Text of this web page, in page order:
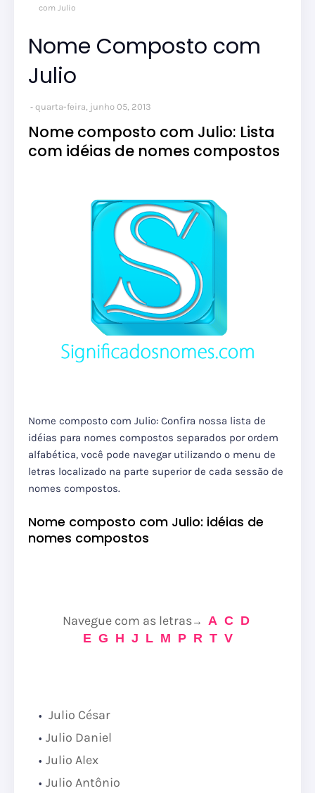
com Julio
Nome Composto com
Julio
quarta-feira, junho 05, 2013
Nome composto com Julio: Lista
com idéias de nomes compostos
Nome composto com Julio: Confira nossa lista de
idéias para nomes compostos separados por ordem
alfabética, você pode navegar utilizando o menu de
letras localizado na parte superior de cada sessão de
nomes compostos.
Nome composto com Julio: idéias de
nomes compostos
Navegue com as letras→ A C D
E G H J L M P R T V
Julio César
Julio Daniel
Julio Alex
Julio Antônio